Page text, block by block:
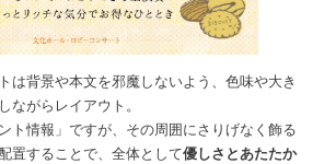
は背景や本文を邪魔しないよう、色味や大き
ながらレイアウト。
ト情報」ですが、その周囲にさりげなく飾る
置することで、全体として優しさとあたたか